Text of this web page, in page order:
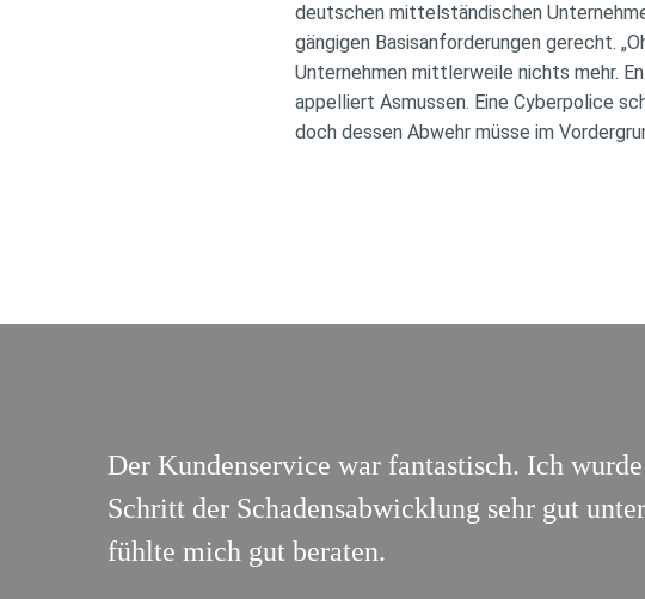
deutschen mittelständischen
gängigen Basisanforderungen gerecht.
Unternehmen mittlerweile nichts mehr.
appelliert Asmussen. Eine Cyberpolice
doch dessen Abwehr müsse im
Der Kundenservice war fantastisch. Ich
Schritt der Schadensabwicklung sehr gut
fühlte mich gut beraten.